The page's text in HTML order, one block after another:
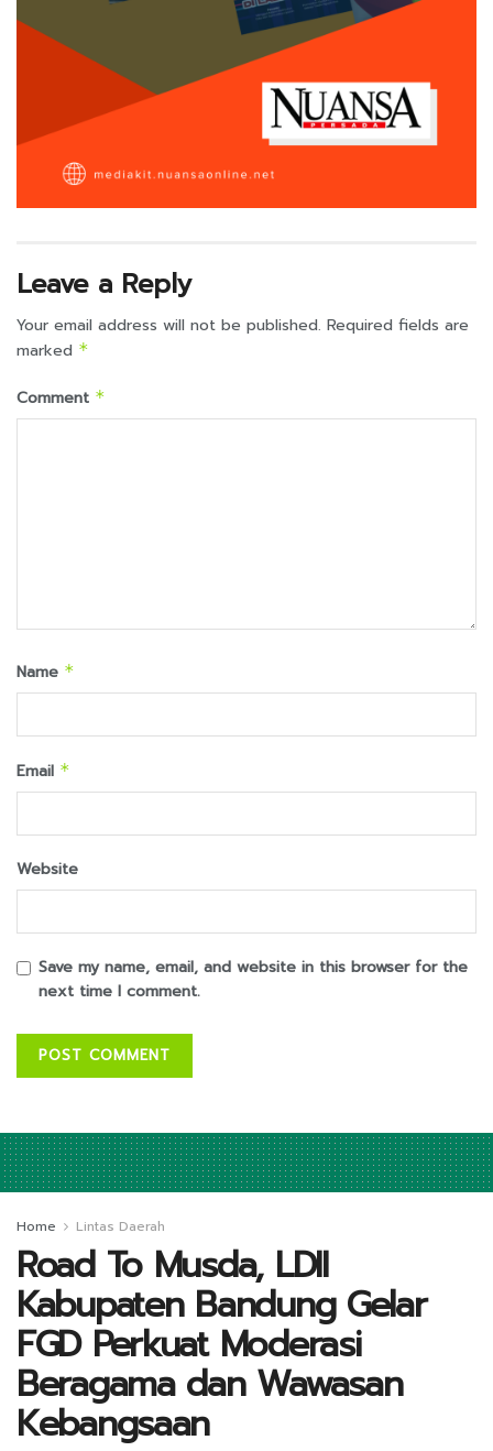
Leave a Reply
Your email address will not be published. Required fields are
marked *
Comment *
Name *
Email *
Website
Save my name, email, and website in this browser for the
next time I comment.
Home Lintas Daerah
Road To Musda, LDII
Kabupaten Bandung Gelar
FGD Perkuat Moderasi
Beragama dan Wawasan
Kebangsaan